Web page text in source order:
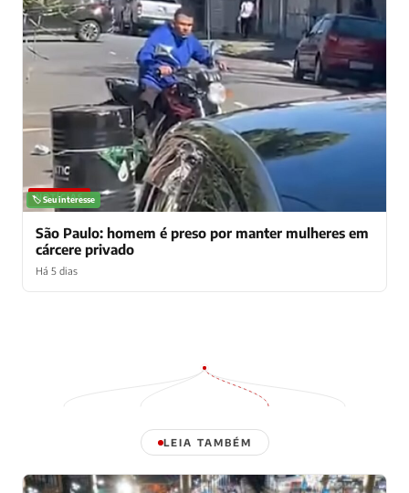
NOTÍCIAS
🏷️ Seu interesse
São Paulo: homem é preso por manter mulheres em
cárcere privado
Há 5 dias
LEIA TAMBÉM